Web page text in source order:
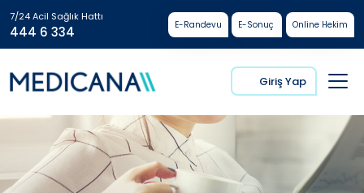
7/24 Acil Sağlık Hattı
444 6 334 E-Randevu E-Sonuç Online Hekim
Giriş Yap